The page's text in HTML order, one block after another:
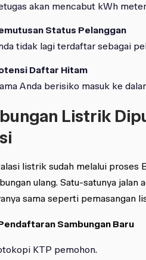
akan mencabut kWh
Status Pelanggan
tidak lagi terdaftar sebagai
Daftar Hitam
Anda berisiko masuk ke
Listrik
listrik sudah melalui proses
ulang. Satu-satunya jalan
sama seperti pemasangan
Sambungan Baru
KTP pemohon.